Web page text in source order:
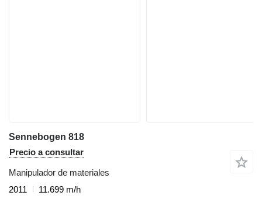
Sennebogen 818
Precio a consultar
Manipulador de materiales
2011
11.699 m/h